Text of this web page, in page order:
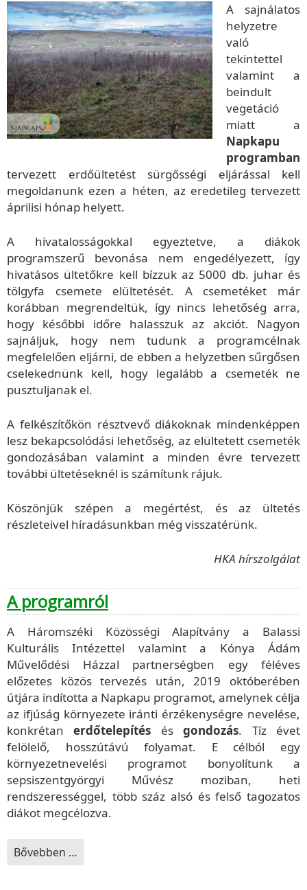
A sajnálatos
helyzetre
való
tekintettel
valamint a
beindult
vegetáció
miatt a
Napkapu
programban
tervezett erdőültetést sürgősségi eljárással kell
megoldanunk ezen a héten, az eredetileg tervezett
áprilisi hónap helyett.
A hivatalosságokkal egyeztetve, a diákok
programszerű bevonása nem engedélyezett, így
hivatásos ültetőkre kell bízzuk az 5000 db. juhar és
tölgyfa csemete elültetését. A csemetéket már
korábban megrendeltük, így nincs lehetőség arra,
hogy későbbi időre halasszuk az akciót. Nagyon
sajnáljuk, hogy nem tudunk a programcélnak
megfelelően eljárni, de ebben a helyzetben sűrgősen
cselekednünk kell, hogy legalább a csemeték ne
pusztuljanak el.
A felkészítőkön résztvevő diákoknak mindenképpen
lesz bekapcsolódási lehetőség, az elültetett csemeték
gondozásában valamint a minden évre tervezett
további ültetéseknél is számítunk rájuk.
Köszönjük szépen a megértést, és az ültetés
részleteivel híradásunkban még visszatérünk.
HKA hírszolgálat
A programról
A Háromszéki Közösségi Alapítvány a Balassi
Kulturális Intézettel valamint a Kónya Ádám
Művelődési Házzal partnerségben egy féléves
előzetes közös tervezés után, 2019 októberében
útjára indította a Napkapu programot, amelynek célja
az ifjúság környezete iránti érzékenységre nevelése,
konkrétanerdőtelepítés ésgondozás. Tíz évet
felölelő, hosszútávú folyamat. E célból egy
környezetnevelési programot bonyolítunk a
sepsiszentgyörgyi Művész moziban, heti
rendszerességgel, több száz alsó és felső tagozatos
diákot megcélozva.
Bővebben …